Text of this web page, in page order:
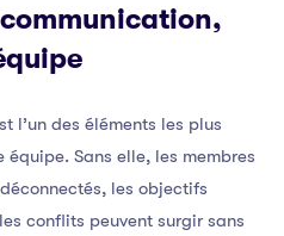
l’un des éléments les plus
équipe. Sans elle, les membres
les objectifs
conflits peuvent surgir sans